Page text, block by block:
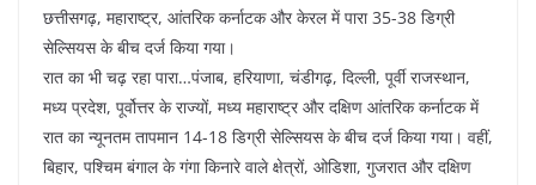
छत्तीसगढ़, महाराष्ट्र, आंतरिक कर्नाटक और केरल में पारा 35-38 डिग्री
सेल्सियस के बीच दर्ज किया गया।
रात का भी चढ़ रहा पारा…पंजाब, हरियाणा, चंडीगढ़, दिल्ली, पूर्वी राजस्थान,
मध्य प्रदेश, पूर्वोत्तर के राज्यों, मध्य महाराष्ट्र और दक्षिण आंतरिक कर्नाटक में
रात का न्यूनतम तापमान 14-18 डिग्री सेल्सियस के बीच दर्ज किया गया। वहीं,
बिहार, पश्चिम बंगाल के गंगा किनारे वाले क्षेत्रों, ओडिशा, गुजरात और दक्षिण